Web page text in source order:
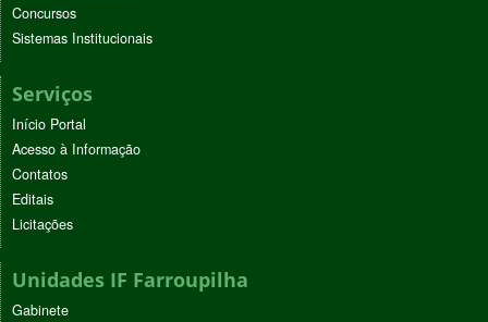
Concursos
Sistemas Institucionais
Serviços
Início Portal
Acesso à Informação
Contatos
Editais
Licitações
Unidades IF Farroupilha
Gabinete